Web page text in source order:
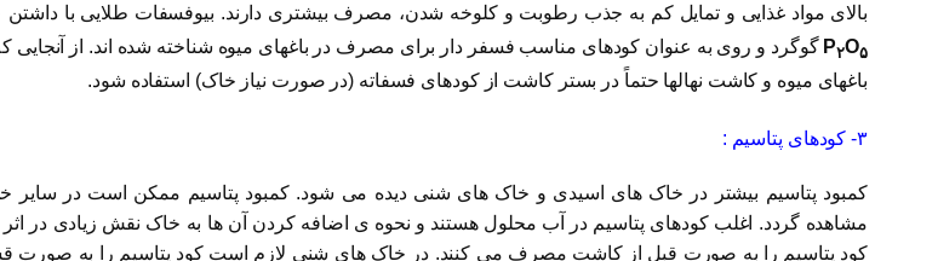
بالای مواد غذایی و تمایل کم به جذب رطوبت و کلوخه شدن، مصرف بیشتری دارند. بیوفسفات طلایی با داشتن ۲۰%،
P۲O۵
گوگرد و روی به عنوان کودهای مناسب فسفر دار برای مصرف در باغهای میوه شناخته شده اند. از
باغهای میوه و کاشت نهالها حتماً در بستر کاشت از کودهای فسفاته (در صورت نیاز خاک) استفاده شود.
۳- کودهای پتاسیم :
کمبود پتاسیم بیشتر در خاک های اسیدی و خاک های شنی دیده می شود. کمبود پتاسیم ممکن است در سایر
مشاهده گردد. اغلب کودهای پتاسیم در آب محلول هستند و نحوه ی اضافه کردن آن ها به خاک نقش زیادی در
کود پتاسیم را به صورت قبل از کاشت مصرف می کنند. در خاک های شنی لازم است کود پتاسیم را به صورت